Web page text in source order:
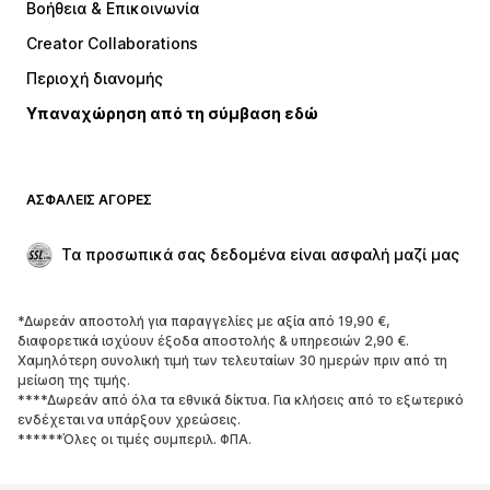
Μπλούζες
Μπουφάν
Εσώρουχα
Παλτό
Φούστες
Περιστάσεις
Aποκλειστικά
ΠΑΠΟΎΤΣΙΑ
ΝΕΑ
Trending
Sneakers
Μποτάκια
Γόβες και ψηλοτάκουνα
Βοήθεια & Επικοινωνία
Creator Collaborations
Περιοχή διανομής
Υπαναχώρηση από τη σύμβαση εδώ
ΑΣΦΑΛΕΊΣ ΑΓΟΡΈΣ
Τα προσωπικά σας δεδομένα είναι ασφαλή μαζί μας
*Δωρεάν αποστολή για παραγγελίες με αξία από 19,90 €,
διαφορετικά ισχύουν έξοδα αποστολής & υπηρεσιών 2,90 €.
Χαμηλότερη συνολική τιμή των τελευταίων 30 ημερών πριν από τη
μείωση της τιμής.
****Δωρεάν από όλα τα εθνικά δίκτυα. Για κλήσεις από το εξωτερικό
ενδέχεται να υπάρξουν χρεώσεις.
******Όλες οι τιμές συμπεριλ. ΦΠΑ.